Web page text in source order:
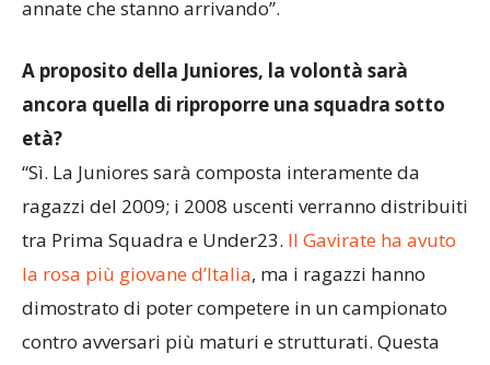
poter proseguire su questa strada anche con le
A proposito della Juniores, la volontà sarà
ancora quella di riproporre una squadra sotto
età?
“Sì. La Juniores sarà composta interamente da
ragazzi del 2009; i 2008 uscenti verranno distribuiti
tra Prima Squadra e Under23. Il Gavirate ha avuto
la rosa più giovane d’Italia, ma i ragazzi hanno
dimostrato di poter competere in un campionato